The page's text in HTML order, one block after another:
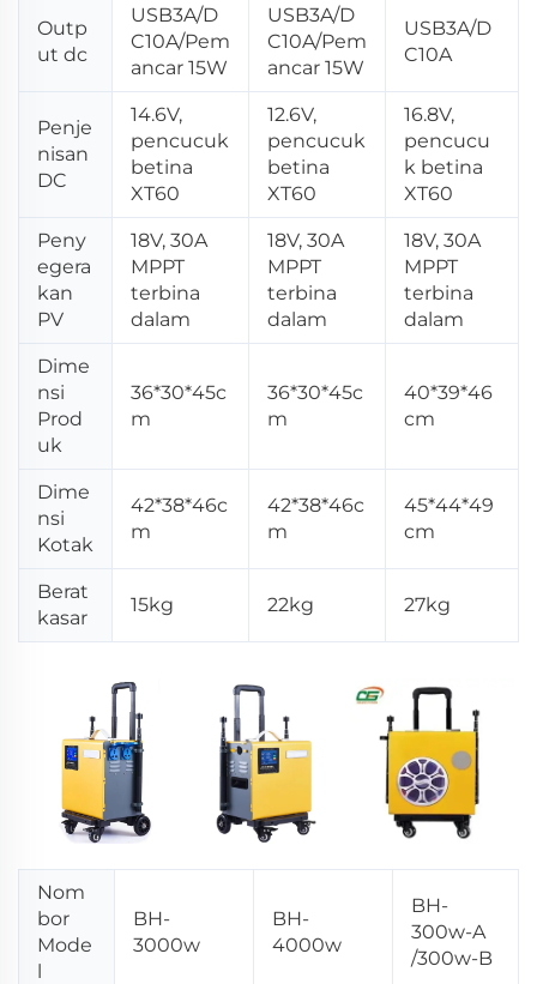
Outp
ut dc
USB3A/D
C10A/Pem
ancar 15W
USB3A/D
C10A/Pem
ancar 15W
USB3A/D
C10A
Penje
nisan
DC
14.6V,
pencucuk
betina
XT60
12.6V,
pencucuk
betina
XT60
16.8V,
pencucu
k betina
XT60
Peny
egera
kan
PV
18V, 30A
MPPT
terbina
dalam
18V, 30A
MPPT
terbina
dalam
18V, 30A
MPPT
terbina
dalam
Dime
nsi
Prod
uk
36*30*45c
m
36*30*45c
m
40*39*46
cm
Dime
nsi
Kotak
42*38*46c
m
42*38*46c
m
45*44*49
cm
Berat
kasar
15kg 22kg 27kg
Nom
bor
Mode
l
BH-
3000w
BH-
4000w
BH-
300w-A
/300w-B